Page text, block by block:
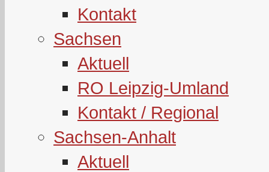
Kontakt
Sachsen
Aktuell
RO Leipzig-Umland
Kontakt / Regional
Sachsen-Anhalt
Aktuell